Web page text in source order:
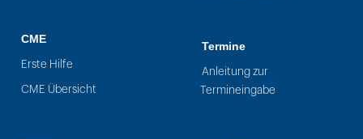
CME
Erste Hilfe
CME Übersicht
Termine
Anleitung zur
Termineingabe